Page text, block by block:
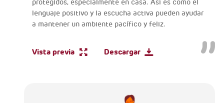
protegidos, especialmente en casa. Así es como el
lenguaje positivo y la escucha activa pueden ayudar
a mantener un ambiente pacífico y feliz.
Vista previa Descargar